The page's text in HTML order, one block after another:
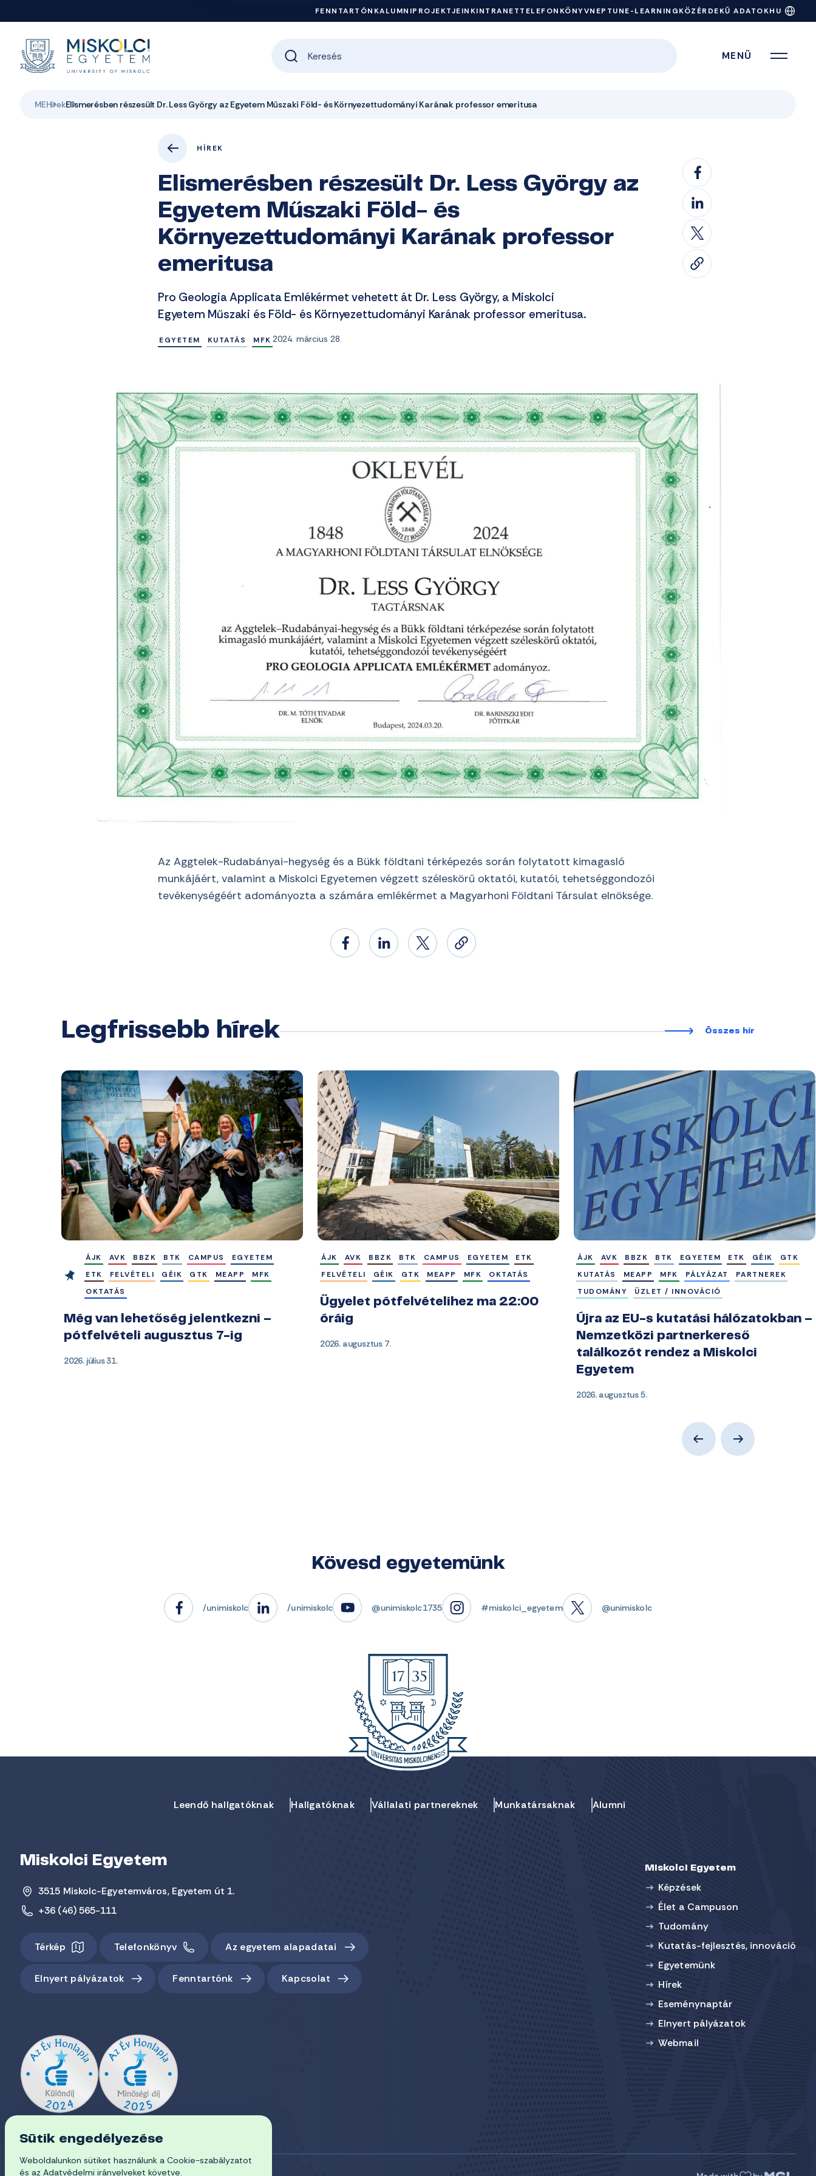
FENNTARTÓNKALUMNIPROJEKTJEINKINTRANETTELEFONKÖNYVNEPTUNE-LEARNINGKÖZÉRDEKŰ ADATOKHU
MENÜ
MEHirekElismerésben részesült Dr. Less György az Egyetem Műszaki Föld- és Környezettudományi Karának professor emeritusa
HÍREK
Elismerésben részesült Dr. Less György az
Egyetem Műszaki Föld- és
Környezettudományi Karának professor
emeritusa
Pro Geologia Applicata Emlékérmet vehetett át Dr. Less György, a Miskolci
Egyetem Műszaki és Föld- és Környezettudományi Karának professor emeritusa.
EGYETEM KUTATÁS MFK 2024. március 28.
Az Aggtelek-Rudabányai-hegység és a Bükk földtani térképezés során folytatott kimagasló
munkájáért, valamint a Miskolci Egyetemen végzett széleskörű oktatói, kutatói, tehetséggondozói
tevékenységéért adományozta a számára emlékérmet a Magyarhoni Földtani Társulat elnöksége.
Legfrissebb hírek Összes hír
ÁJK AVK BBZK BTK CAMPUS
EGYETEM
ETK
FELVÉTELI GÉIK GTK MEAPP
MFK
OKTATÁS
Még van lehetőség jelentkezni –
pótfelvételi augusztus 7-ig
2026. július 31.
ÁJK AVK BBZK BTK CAMPUS EGYETEM
ETK
FELVÉTELI
GÉIK GTK MEAPP MFK OKTATÁS
Ügyelet pótfelvételihez ma 22:00
óráig
2026. augusztus 7.
ÁJK AVK BBZK BTK EGYETEM ETK GÉIK
GTK
KUTATÁS
MEAPP MFK PÁLYÁZAT
PARTNEREK
TUDOMÁNY
ÜZLET / INNOVÁCIÓ
Újra az EU-s kutatási hálózatokban –
Nemzetközi partnerkereső
találkozót rendez a Miskolci
Egyetem
2026. augusztus 5.
Kövesd egyetemünk
/unimiskolc /unimiskolc @unimiskolc1735 #miskolci_egyetem @unimiskolc
Leendő hallgatóknak Hallgatóknak Vállalati partnereknek Munkatársaknak Alumni
Miskolci Egyetem
3515 Miskolc-Egyetemváros, Egyetem út 1.
+36 (46) 565-111
Térkép Telefonkönyv Az egyetem alapadatai
Elnyert pályázatok Fenntartónk Kapcsolat
Miskolci Egyetem
Képzések
Élet a Campuson
Tudomány
Kutatás-fejlesztés, innováció
Egyetemünk
Hírek
Eseménynaptár
Elnyert pályázatok
Webmail
Sütik engedélyezése
Weboldalunkon sütiket használunk a Cookie-szabályzatot
és az Adatvédelmi irányelveket követve.